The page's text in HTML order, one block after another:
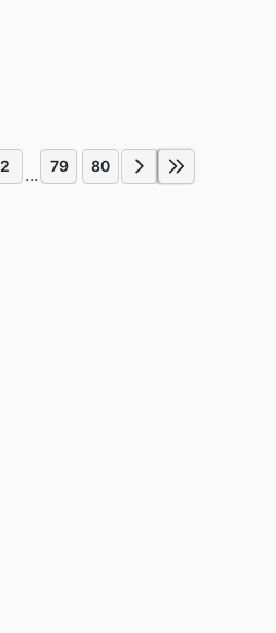
2 ... 79 80